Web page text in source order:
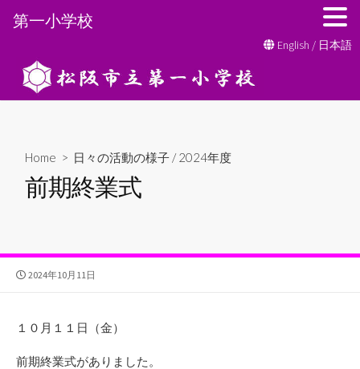
ン
English / 日本語
Home > 日々の活動の様子 /2024年度
前期終業式
公
2024年10月11日
１０月１１日（金）
前期終業式がありました。
第一小学校